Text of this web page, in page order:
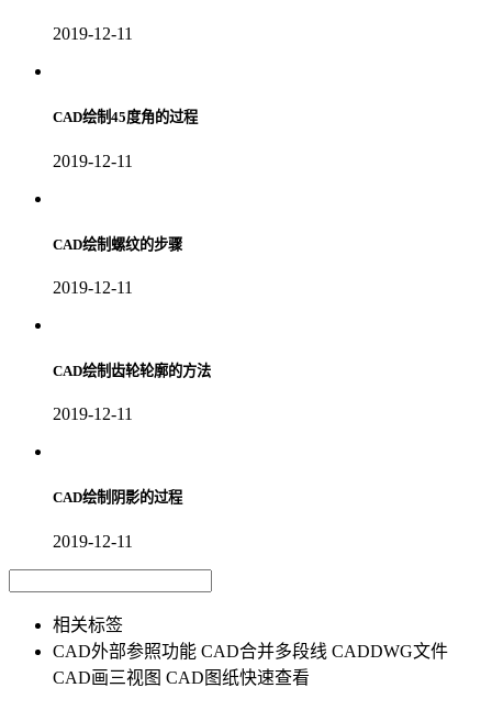
2019-12-11
CAD绘制45度角的过程
2019-12-11
CAD绘制螺纹的步骤
2019-12-11
CAD绘制齿轮轮廓的方法
2019-12-11
CAD绘制阴影的过程
2019-12-11
相关标签
CAD外部参照功能 CAD合并多段线 CADDWG文件
CAD画三视图 CAD图纸快速查看